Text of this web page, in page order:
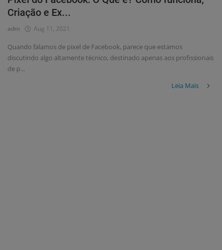
Criação e Ex...
adm Aug 11, 2021
Quando falamos de pixel de Facebook, parece que estamos
discutindo algo altamente técnico, destinado apenas aos profissionais
de p...
Leia Mais